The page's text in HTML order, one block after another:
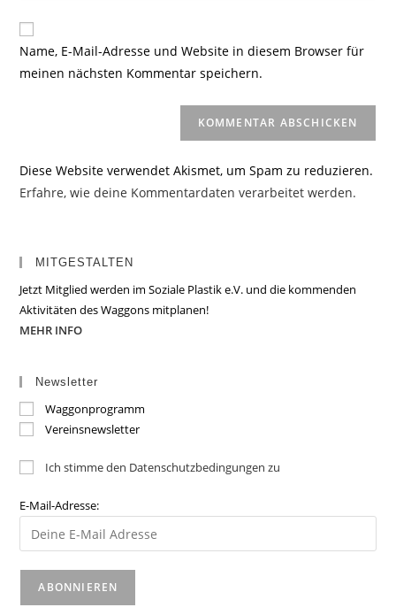
ein
zum
Kommentieren
ein
Website-
URL
Name, E-Mail-Adresse und Website in diesem Browser für
meinen nächsten Kommentar speichern.
Diese Website verwendet Akismet, um Spam zu reduzieren.
Erfahre, wie deine Kommentardaten verarbeitet werden.
MITGESTALTEN
Jetzt Mitglied werden im Soziale Plastik e.V. und die kommenden
Aktivitäten des Waggons mitplanen!
MEHR INFO
Newsletter
Waggonprogramm
Vereinsnewsletter
Ich stimme den Datenschutzbedingungen zu
E-Mail-Adresse: